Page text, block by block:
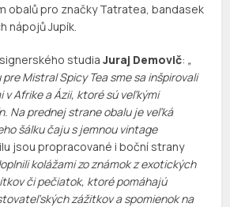
obalů pro značky Tatratea, bandasek
nápojů Jupík.
studiaJuraj Demovič: „
Mistral Spicy Tea sme sa inšpirovali
Afrike a Ázii, ktoré sú veľkými
Na prednej strane obalu je veľká
šálku čaju s jemnou vintage
jsou propracované i boční strany
kolážami zo známok z exotických
či pečiatok, ktoré pomáhajú
zážitkov a spomienok na